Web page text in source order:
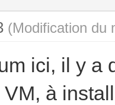
(Modification du
ici, il y a
VM, à